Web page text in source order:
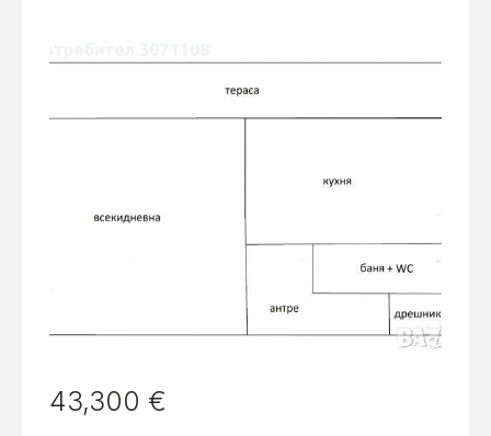
43,300 €